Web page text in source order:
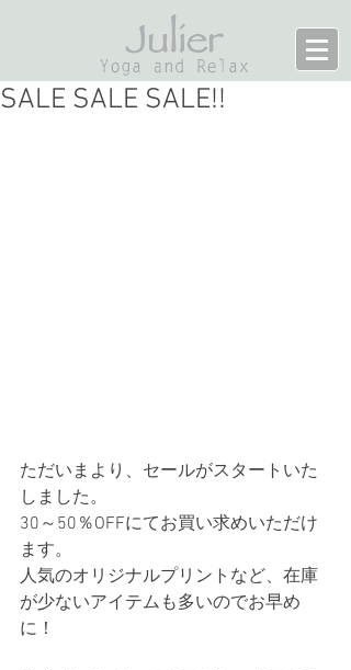
SALE SALE SALE!!
ただいまより、セールがスタートいた
しました。
30～50％OFFにてお買い求めいただけ
ます。
人気のオリジナルプリントなど、在庫
が少ないアイテムも多いのでお早め
に！